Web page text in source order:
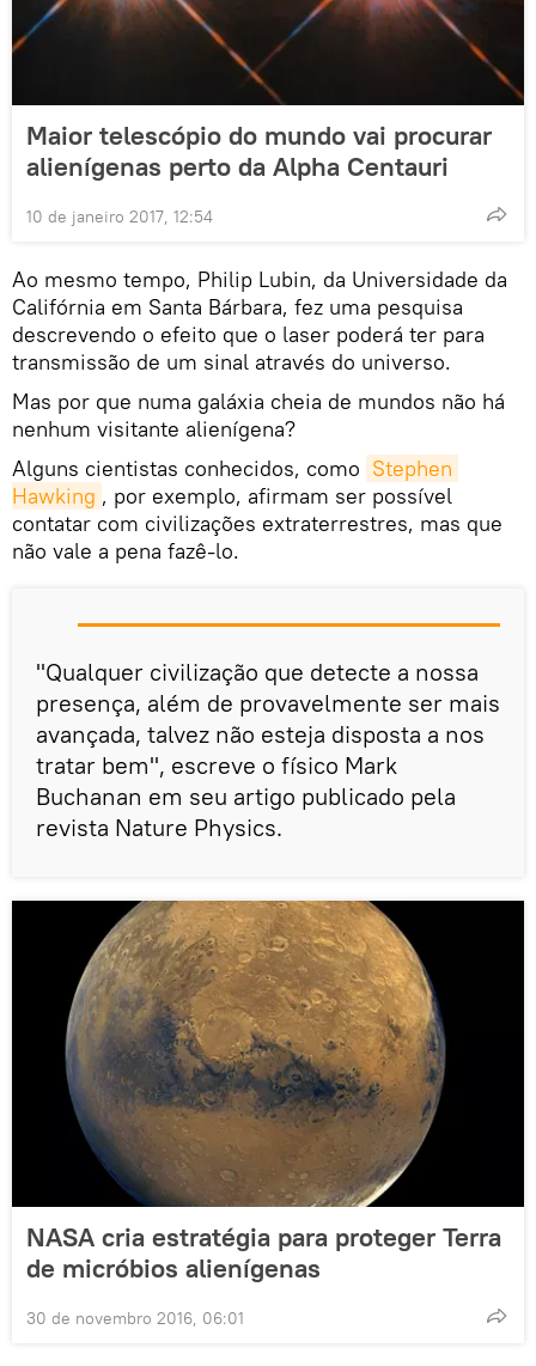
Maior telescópio do mundo vai procurar
alienígenas perto da Alpha Centauri
10 de janeiro 2017, 12:54
Ao mesmo tempo, Philip Lubin, da Universidade da
Califórnia em Santa Bárbara, fez uma pesquisa
descrevendo o efeito que o laser poderá ter para
transmissão de um sinal através do universo.
Mas por que numa galáxia cheia de mundos não há
nenhum visitante alienígena?
Alguns cientistas conhecidos, como Stephen
Hawking , por exemplo, afirmam ser possível
contatar com civilizações extraterrestres, mas que
não vale a pena fazê-lo.
"Qualquer civilização que detecte a nossa
presença, além de provavelmente ser mais
avançada, talvez não esteja disposta a nos
tratar bem", escreve o físico Mark
Buchanan em seu artigo publicado pela
revista Nature Physics.
NASA cria estratégia para proteger Terra
de micróbios alienígenas
30 de novembro 2016, 06:01